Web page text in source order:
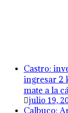
Castro:
ingresar 2
mate a la
julio 19,
Calbuco: